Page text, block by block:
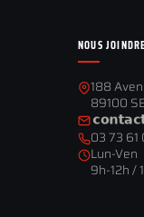
NOUS JOINDRE
188
89100
03 73 61
Lun-Ven
9h-12h /